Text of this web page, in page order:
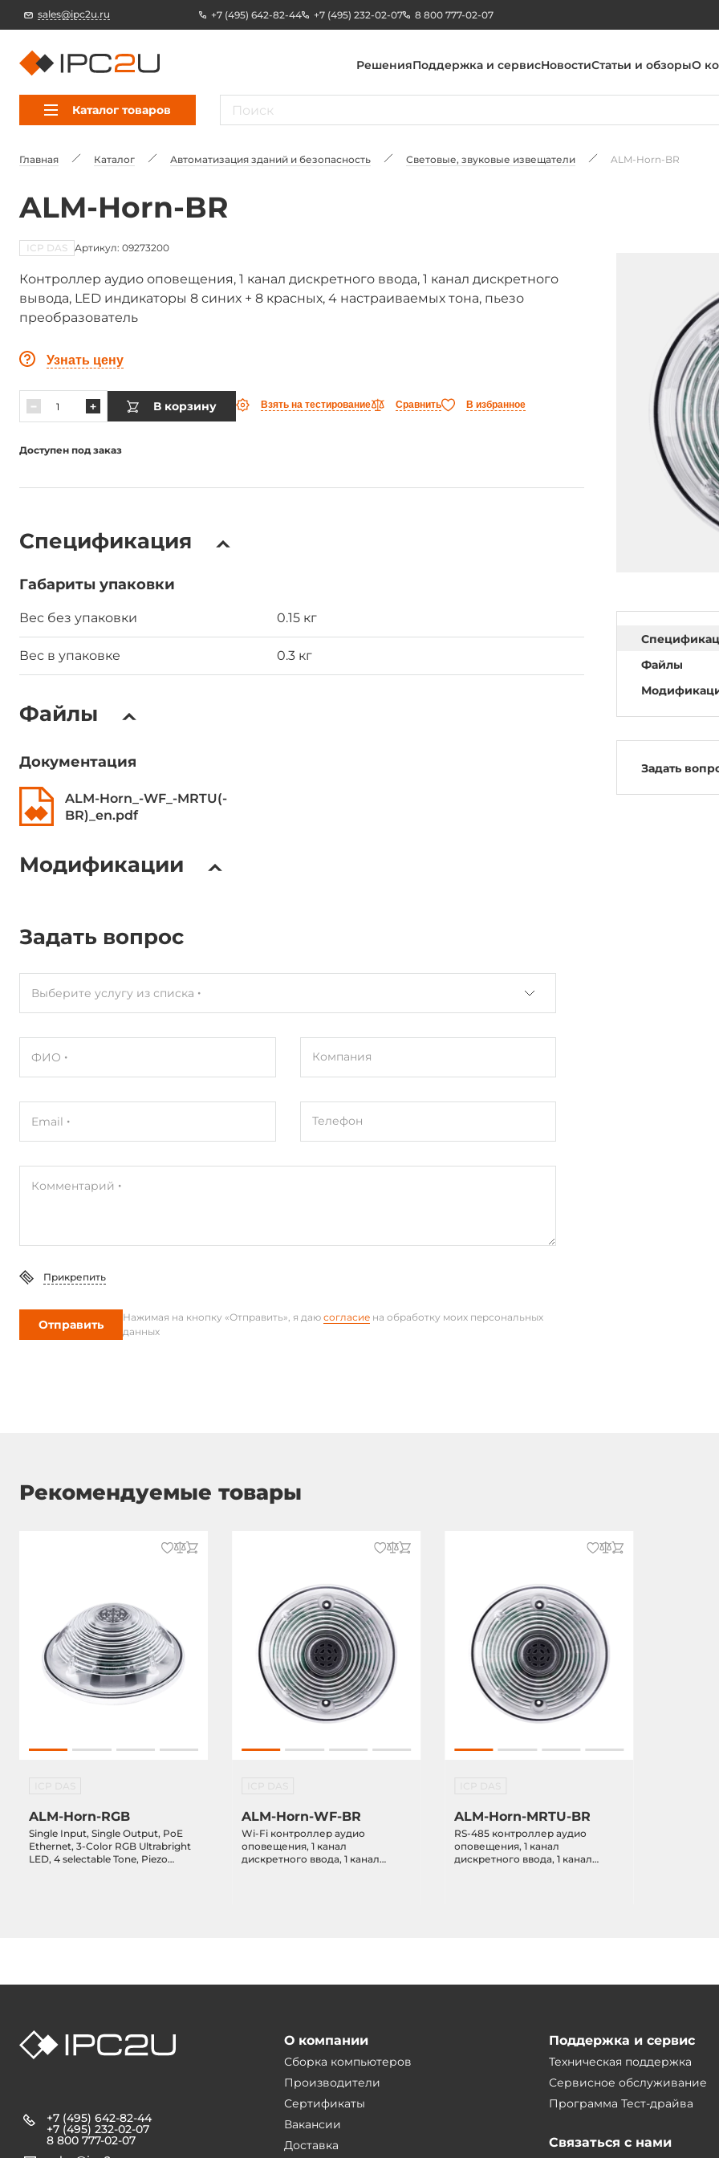
sales@ipc2u.ru +7 (495) 642-82-44 +7 (495) 232-02-07 8 800 777-02-07
РешенияПоддержка и сервисНовостиСтатьи и обзорыО
Каталог товаров
Главная Каталог Автоматизация зданий и безопасность Световые, звуковые извещатели ALM-Horn-BR
ALM-Horn-BR
ICP DAS Артикул: 09273200
Контроллер аудио оповещения, 1 канал дискретного ввода, 1 канал дискретного
вывода, LED индикаторы 8 синих + 8 красных, 4 настраиваемых тона, пьезо
преобразователь
Узнать цену
В корзину Взять на тестирование Сравнить В избранное
Доступен под заказ
Спецификация
Габариты упаковки
Вес без упаковки 0.15 кг
Вес в упаковке 0.3 кг
Файлы
Документация
ALM-Horn_-WF_-MRTU(-
BR)_en.pdf
Модификации
Задать вопрос
Выберите услугу из списка
ФИО Компания
Email Телефон
Комментарий
Прикрепить
Отправить Нажимая на кнопку «Отправить», я даю согласие на обработку моих персональных
данных
Файлы
Задать
Рекомендуемые товары
ALM-Horn-RGB
Single Input, Single Output, PoE
Ethernet, 3-Color RGB Ultrabright
LED, 4 selectable Tone, Piezo
ALM-Horn-WF-BR
Wi-Fi контроллер аудио
оповещения, 1 канал
дискретного ввода, 1 канал
ALM-Horn-MRTU-BR
RS-485 контроллер аудио
оповещения, 1 канал
дискретного ввода, 1 канал
+7 (495) 642-82-44
+7 (495) 232-02-07
8 800 777-02-07
О компании
Сборка компьютеров
Производители
Сертификаты
Вакансии
Доставка
Поддержка и сервис
Техническая поддержка
Сервисное обслуживание
Программа Тест-драйва
Связаться с нами